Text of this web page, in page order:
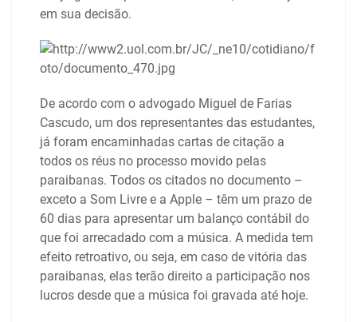
em sua decisão.
De acordo com o advogado Miguel de Farias
Cascudo, um dos representantes das estudantes,
já foram encaminhadas cartas de citação a
todos os réus no processo movido pelas
paraibanas. Todos os citados no documento –
exceto a Som Livre e a Apple – têm um prazo de
60 dias para apresentar um balanço contábil do
que foi arrecadado com a música. A medida tem
efeito retroativo, ou seja, em caso de vitória das
paraibanas, elas terão direito a participação nos
lucros desde que a música foi gravada até hoje.